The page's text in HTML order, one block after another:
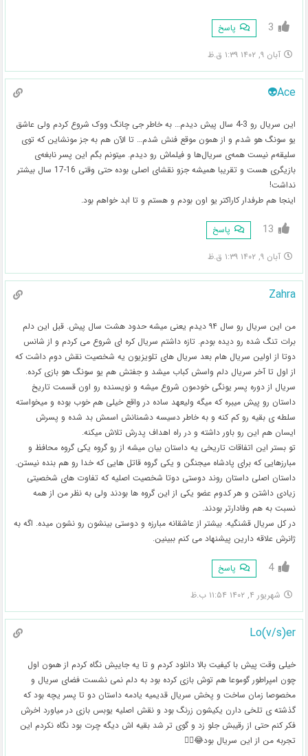
3 پاسخ
آبان ۹, ۱۴۰۲ ۱:۳۹ ق.ظ
Ace👽
این سریال رو 3-4 سال پیش دیدم… به خاطر جی چانگ ووک شروع کردم ولی عاشق
یو سونگ هو شدم و از همون موقع فنش شدم… تا الآن هم به جز مونشاین که توی
سلیقه‌م نیست همه‌ی سریال‌ها و فیلماش رو دیدم. میتونم بگم این پسر نابغه‌ی
بازیگری هست و تقریبا همیشه جزو نقشای اصلی بوده حتی وقتی 16-17 سال بیشتر
نداشت!
اینجا هم طرفدار کاراکتر یو اون بودم و هستم و تا ابد خواهم بود.
13 پاسخ
آبان ۹, ۱۴۰۲ ۱:۳۹ ق.ظ
Zahra
من این سریال رو سال ۹۴ دیدم یعنی میشه حدود هشت سال پیش. قبل این دلم
برات تنگ شده رو دیده بودم. تازه داشتم سریال کره ای شروع می کردم و از شانس
دوتا از اولین سریال هام بعد سریال های تلویزیون یه شخصیت نقش دوم داشت که
از اول تا آخر سریال دلم واسش کباب میشد و جفتش هم یو سونگ هو بازی کرده.
سریال از دوره پسر یونگی خودمون شروع میشه و نویسنده رو اون قسمت تاریخ
داستان رو پیش میبره که میگه ولیعهد ساده در واقع خیلی هم خوب بوده و میخواسته
سلطه ی بقیه رو کم کنه و به خاطر دسیسه دشمنانش اسمش بد شده و پسرش
ایسان هم این رو باور داشته و در راه اهداف پدرش تلاش میکنه.
تو بستر این اتفاقات تاریخی یه داستان بیان میشه از رو گروه یکی گروه محافظ و
مبارزهایی که برای پادشاه میجنگن و یکی گروه قاتل هایی که خدا رو هم بنده نیستن.
داستان اصلی داستان روند دوستی دوتا شخصیت اصلیه که تفاوت های شخصیتی
زیادی داشتن و هر کدوم عضو یکی از این گروه ها بودند ولی به نظر من از همه
نسبت به هم وفادارتر بودند.
در کل سریال قشنگیه. بیشتر از عاشقانه مبارزه و دوستی بینشون رو نشون میده. اگه به
ژانرش علاقه دارین پیشنهاد می کنم ببینین.
4 پاسخ
شهریور ۴, ۱۴۰۲ ۱۱:۵۴ ب.ظ
Lo(v/s)er
خیلی وقت پیش با کیفیت بالا دانلود کردم و تا یه جاییش نگاه کردم از همون اول
چون امپراطور گوموعا هم توش بازی کرده بود به دلم نمی نشست فضای سریال و
مخصوصا زمان ساخت و پخش سریال قدیمیه یادمه داستان دو تا پسر یچه بود که
گذشته ی تلخی دارن یکیشون زرنگ بود و نقش اصلیه یوبس بازی در میاورد اخرش
فکر کنم حتی از رقیبش جلو زد و گوی تر شد بقیه اش دیگه چرت بود نگاه نکردم این
تجربه من از این سریال بود😂🤦‍♂️